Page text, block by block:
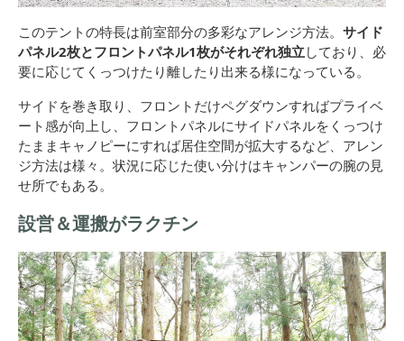
このテントの特長は前室部分の多彩なアレンジ方法。 サイド
パネル2枚とフロントパネル1枚がそれぞれ独立しており、必
要に応じてくっつけたり離したり出来る様になっている。
サイドを巻き取り、フロントだけペグダウンすればプライベ
ート感が向上し、フロントパネルにサイドパネルをくっつけ
たままキャノピーにすれば居住空間が拡大するなど、アレン
ジ方法は様々。状況に応じた使い分けはキャンパーの腕の見
せ所でもある。
設営＆運搬がラクチン